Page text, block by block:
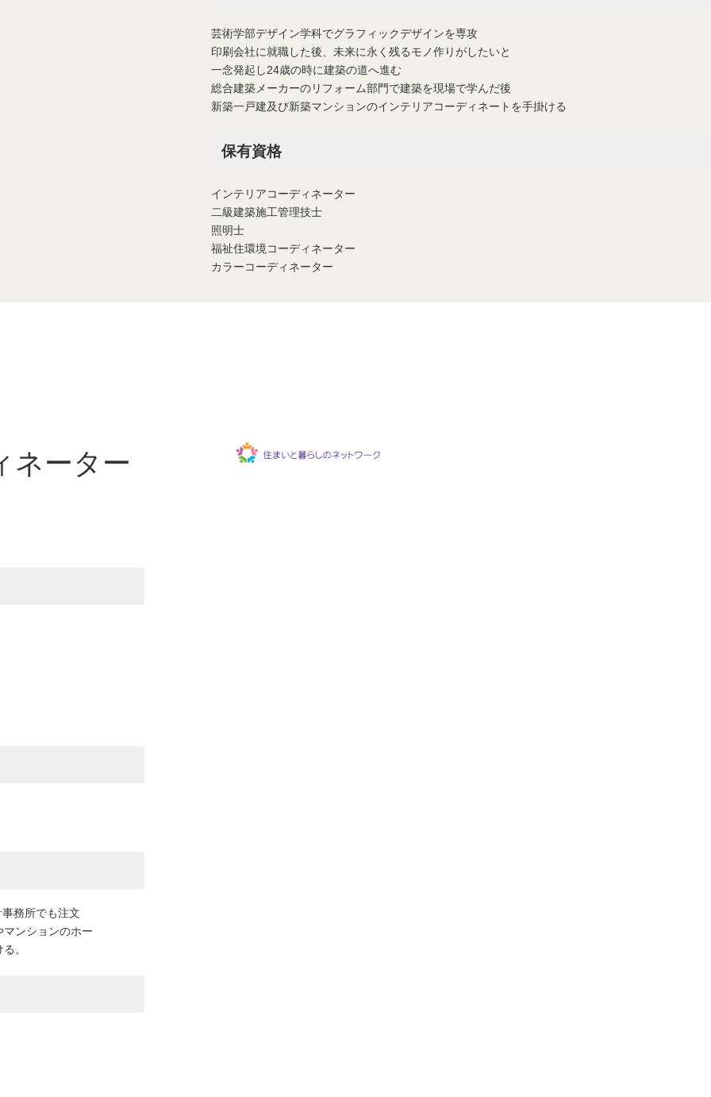
芸術学部デザイン学科でグラフィックデザインを専攻
印刷会社に就職した後、未来に永く残るモノ作りがしたいと
一念発起し24歳の時に建築の道へ進む
総合建築メーカーのリフォーム部門で建築を現場で学んだ後
新築一戸建及び新築マンションのインテリアコーディネートを手掛ける
保有資格
インテリアコーディネーター
二級建築施工管理技士
照明士
福祉住環境コーディネーター
カラーコーディネーター
ネーター
務所でも注文
ンションのホー
。